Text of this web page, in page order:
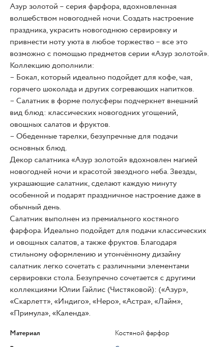
Азур золотой – серия фарфора, вдохновленная
волшебством новогодней ночи. Создать настроение
праздника, украсить новогоднюю сервировку и
привнести ноту уюта в любое торжество – все это
возможно с помощью предметов серии «Азур золотой».
Коллекцию дополнили:
– Бокал, который идеально подойдет для кофе, чая,
горячего шоколада и других согревающих напитков.
– Салатник в форме полусферы подчеркнет внешний
вид блюд: классических новогодних угощений,
овощных салатов и фруктов.
– Обеденные тарелки, безупречные для подачи
основных блюд.
Декор салатника «Азур золотой» вдохновлен магией
новогодней ночи и красотой звездного неба. Звезды,
украшающие салатник, сделают каждую минуту
особенной и подарят праздничное настроение даже в
обычный день.
Салатник выполнен из премиального костяного
фарфора. Идеально подойдет для подачи классических
и овощных салатов, а также фруктов. Благодаря
стильному оформлению и утончённому дизайну
салатник легко сочетать с различными элементами
сервировки стола. Безупречно сочетается с другими
коллекциями Юлии Гайлис (Чистяковой): («Азур»,
«Скарлетт», «Индиго», «Неро», «Астра», «Лайм»,
«Примула», «Календа».
Материал
Костяной фарфор